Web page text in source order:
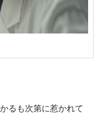
るも次第に惹かれて